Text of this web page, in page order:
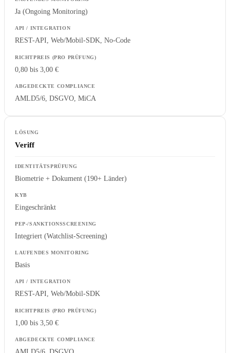
Ja (Ongoing Monitoring)
REST-API, Web/Mobil-SDK, No-Code
0,80 bis 3,00 €
AMLD5/6, DSGVO, MiCA
Veriff
Biometrie + Dokument (190+ Länder)
Eingeschränkt
Integriert (Watchlist-Screening)
Basis
REST-API, Web/Mobil-SDK
1,00 bis 3,50 €